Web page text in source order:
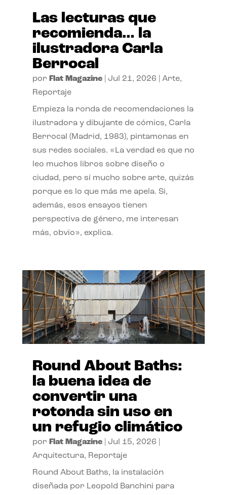
Las lecturas que
recomienda… la
ilustradora Carla
Berrocal
por Flat Magazine| Jul 21, 2026 Arte,
Reportaje
Empieza la ronda de recomendaciones la
ilustradora y dibujante de cómics, Carla
Berrocal (Madrid, 1983), pintamonas en
sus redes sociales. «La verdad es que no
leo muchos libros sobre diseño o
ciudad, pero sí mucho sobre arte, quizás
porque es lo que más me apela. Si,
además, esos ensayos tienen
perspectiva de género, me interesan
más, obvio», explica.
Round About Baths:
la buena idea de
convertir una
rotonda sin uso en
un refugio climático
por Flat Magazine| Jul 15, 2026
Arquitectura, Reportaje
Round About Baths, la instalación
diseñada por Leopold Banchini para